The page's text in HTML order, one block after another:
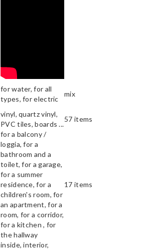
for water, for all
types, for electric
mix
vinyl, quartz vinyl,
PVC tiles, boards ...
57 items
for a balcony /
loggia, for a
bathroom and a
toilet, for a garage,
for a summer
residence, for a
children's room, for
an apartment, for a
room, for a corridor,
for a kitchen , for
the hallway
17 items
inside, interior,